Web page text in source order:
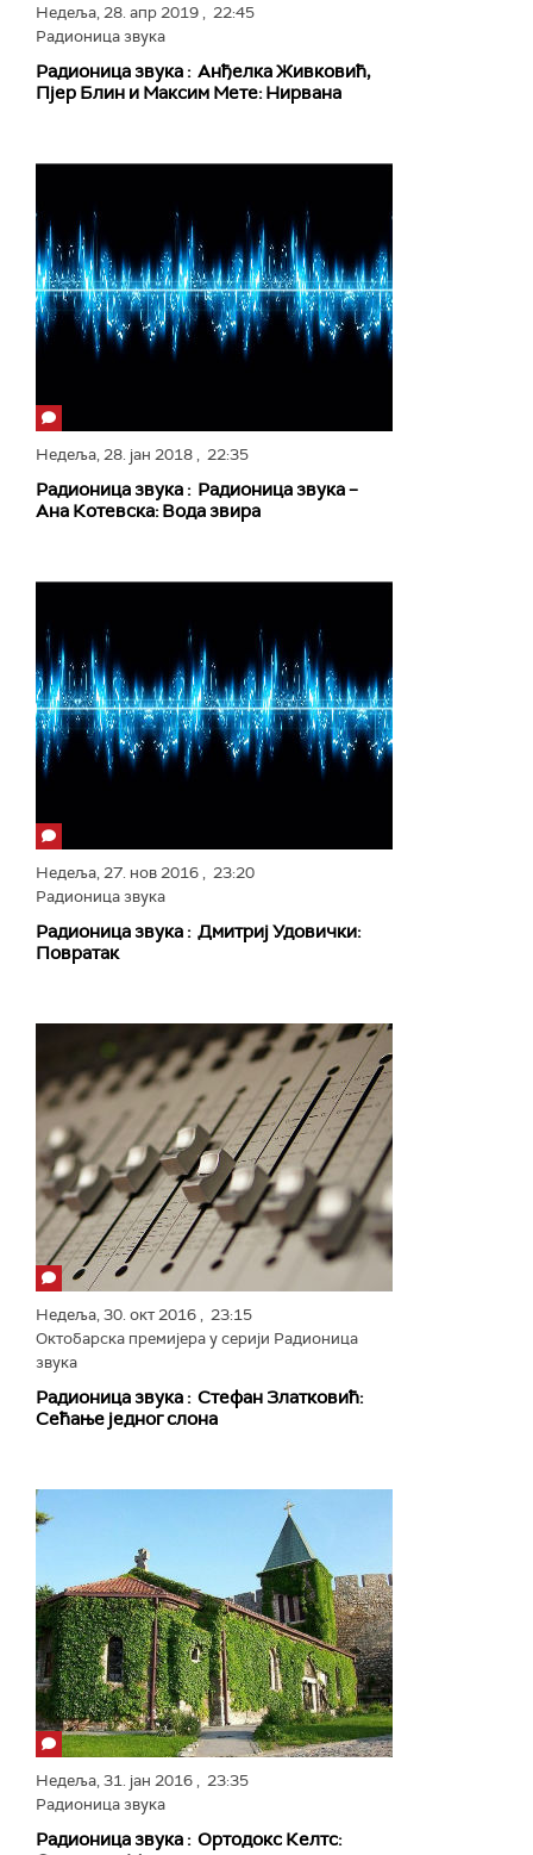
Недеља,28. апр 2019, 22:45
Радионица звука
Радионица звука : Анђелка Живковић,
Пјер Блин и Максим Мете: Нирвана
Недеља,28. јан 2018, 22:35
Радионица звука : Радионица звука –
Ана Котевска: Вода звира
Недеља,27. нов 2016, 23:20
Радионица звука
Радионица звука : Дмитриј Удовички:
Повратак
Недеља,30. окт 2016, 23:15
Октобарска премијера у серији Радионица
звука
Радионица звука : Стефан Златковић:
Сећање једног слона
Недеља,31. јан 2016, 23:35
Радионица звука
Радионица звука : Ортодокс Келтс: